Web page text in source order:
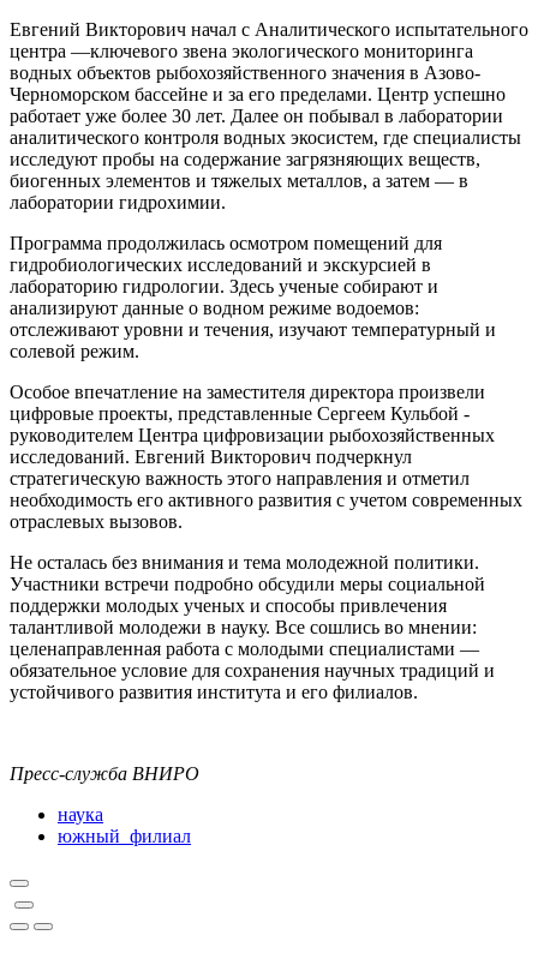
Евгений Викторович начал с Аналитического испытательного
центра —ключевого звена экологического мониторинга
водных объектов рыбохозяйственного значения в Азово-
Черноморском бассейне и за его пределами. Центр успешно
работает уже более 30 лет. Далее он побывал в лаборатории
аналитического контроля водных экосистем, где специалисты
исследуют пробы на содержание загрязняющих веществ,
биогенных элементов и тяжелых металлов, а затем — в
лаборатории гидрохимии.
Программа продолжилась осмотром помещений для
гидробиологических исследований и экскурсией в
лабораторию гидрологии. Здесь ученые собирают и
анализируют данные о водном режиме водоемов:
отслеживают уровни и течения, изучают температурный и
солевой режим.
Особое впечатление на заместителя директора произвели
цифровые проекты, представленные Сергеем Кульбой -
руководителем Центра цифровизации рыбохозяйственных
исследований. Евгений Викторович подчеркнул
стратегическую важность этого направления и отметил
необходимость его активного развития с учетом современных
отраслевых вызовов.
Не осталась без внимания и тема молодежной политики.
Участники встречи подробно обсудили меры социальной
поддержки молодых ученых и способы привлечения
талантливой молодежи в науку. Все сошлись во мнении:
целенаправленная работа с молодыми специалистами —
обязательное условие для сохранения научных традиций и
устойчивого развития института и его филиалов.
Пресс-служба ВНИРО
наука
южный_филиал